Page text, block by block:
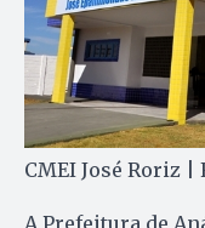
CMEI José Roriz |
A Prefeitura de